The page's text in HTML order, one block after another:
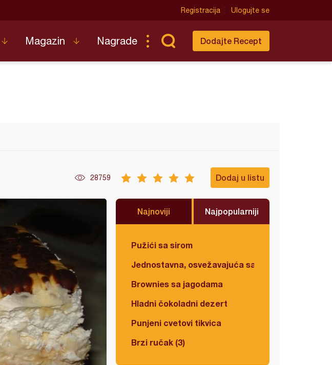
Registracija Ulogujte se
Magazin Nagrade Dodajte Recept
28759 Dodaj u listu
Najnoviji Najpopularniji
Pužići sa sirom
Jednostavna, osvežavajuća salata
Brownies sa jagodama
Hladni čokoladni dezert
Punjeni cvetovi tikvica
Brzi ručak (3)